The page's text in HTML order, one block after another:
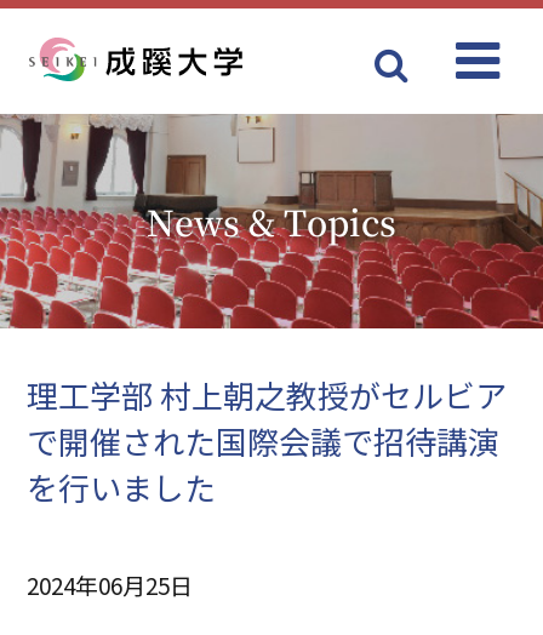
News & Topics
理工学部 村上朝之教授がセルビア
で開催された国際会議で招待講演
を行いました
2024年06月25日